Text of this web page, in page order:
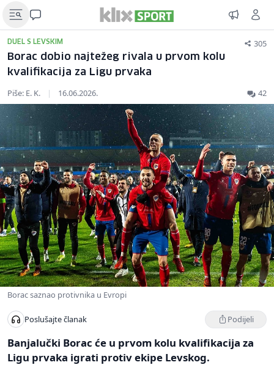
DUEL S LEVSKIM 305
Borac dobio najtežeg rivala u prvom kolu
kvalifikacija za Ligu prvaka
Piše: E. K. | 16.06.2026. 42
Borac saznao protivnika u Evropi
Poslušajte članak Podijeli
Banjalučki Borac će u prvom kolu kvalifikacija za
Ligu prvaka igrati protiv ekipe Levskog.